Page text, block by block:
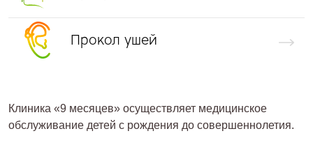
Прокол ушей
Клиника «9 месяцев» осуществляет медицинское
обслуживание детей с рождения до совершеннолетия.